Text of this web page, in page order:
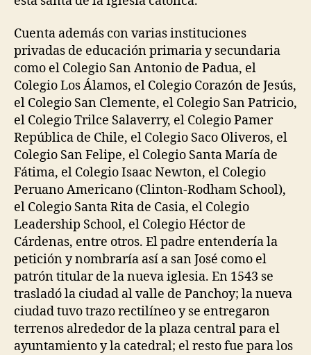
Cuenta además con varias instituciones
privadas de educación primaria y secundaria
como el Colegio San Antonio de Padua, el
Colegio Los Álamos, el Colegio Corazón de Jesús,
el Colegio San Clemente, el Colegio San Patricio,
el Colegio Trilce Salaverry, el Colegio Pamer
República de Chile, el Colegio Saco Oliveros, el
Colegio San Felipe, el Colegio Santa María de
Fátima, el Colegio Isaac Newton, el Colegio
Peruano Americano (Clinton-Rodham School),
el Colegio Santa Rita de Casia, el Colegio
Leadership School, el Colegio Héctor de
Cárdenas, entre otros. El padre entendería la
petición y nombraría así a san José como el
patrón titular de la nueva iglesia. En 1543 se
trasladó la ciudad al valle de Panchoy; la nueva
ciudad tuvo trazo rectilíneo y se entregaron
terrenos alrededor de la plaza central para el
ayuntamiento y la catedral; el resto fue para los